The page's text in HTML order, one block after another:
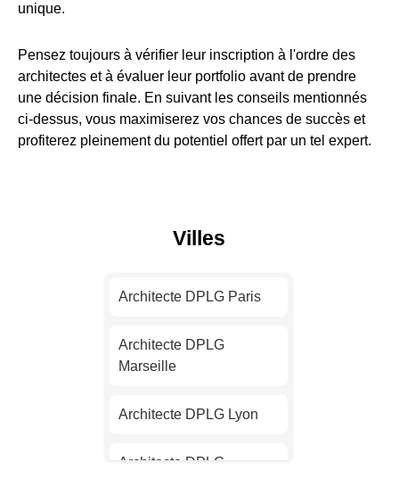
unique.
Pensez toujours à vérifier leur inscription à l'ordre des
architectes et à évaluer leur portfolio avant de prendre
une décision finale. En suivant les conseils mentionnés
ci-dessus, vous maximiserez vos chances de succès et
profiterez pleinement du potentiel offert par un tel expert.
Villes
Architecte DPLG Paris
Architecte DPLG
Marseille
Architecte DPLG Lyon
Architecte DPLG